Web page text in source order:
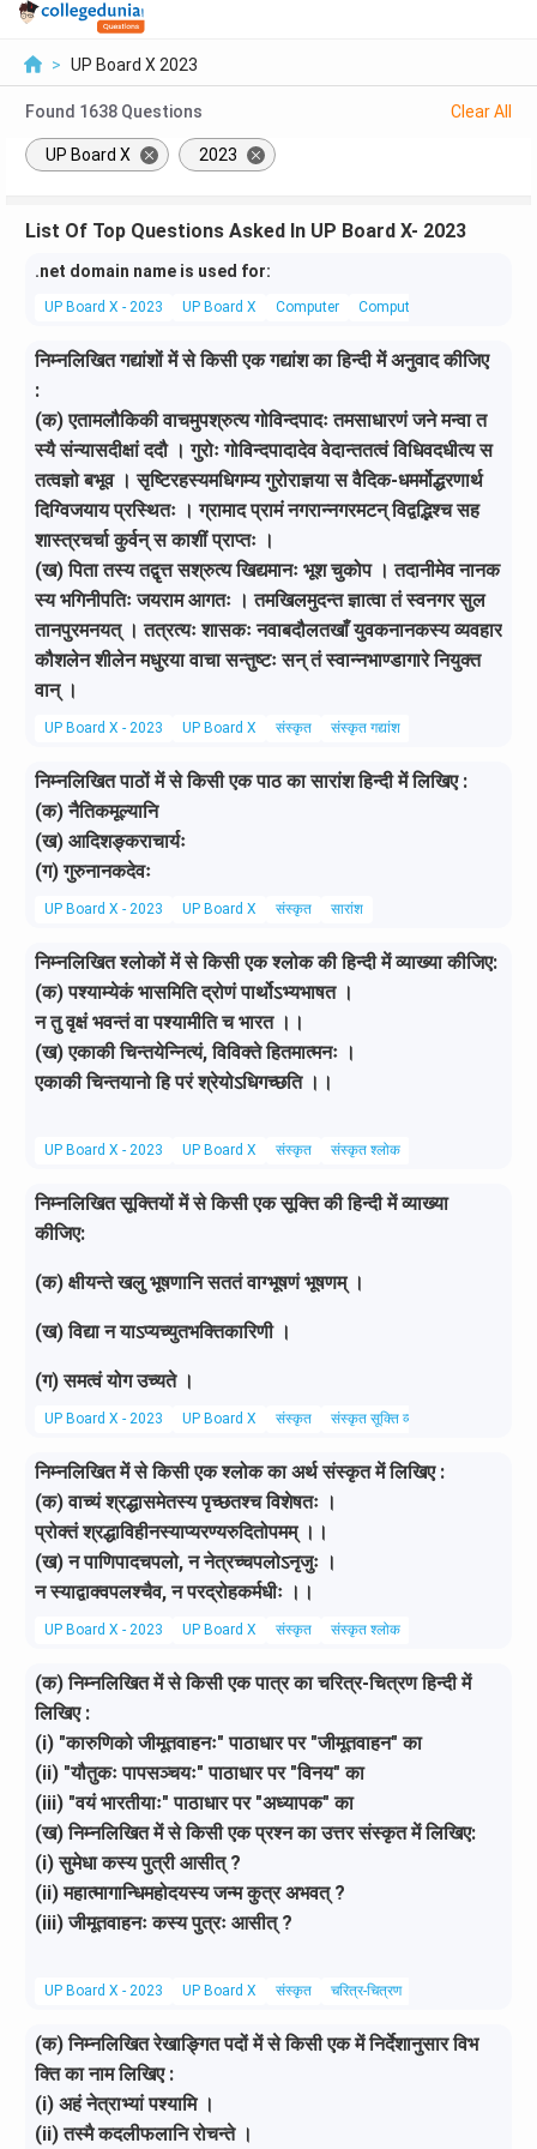
> UP Board X 2023
Found 1638 Questions Clear All
UP Board X 2023
List Of Top Questions Asked In UP Board X- 2023
.net domain name is used for:
UP Board X - 2023 UP Board X Computer Computer Basics
निम्नलिखित गद्यांशों में से किसी एक गद्यांश का हिन्दी में अनुवाद कीजिए
:
(क) एतामलौकिकी वाचमुपश्रुत्य गोविन्दपादः तमसाधारणं जने मन्वा त
स्यै संन्यासदीक्षां ददौ । गुरोः गोविन्दपादादेव वेदान्ततत्वं विधिवदधीत्य स
तत्वज्ञो बभूव । सृष्टिरहस्यमधिगम्य गुरोराज्ञया स वैदिक-धमर्मोद्धरणार्थ
दिग्विजयाय प्रस्थितः । ग्रामाद प्रामं नगरान्नगरमटन् विद्वद्भिश्च सह
शास्त्रचर्चा कुर्वन् स काशीं प्राप्तः ।
(ख) पिता तस्य तद्वृत्त सश्रुत्य खिद्यमानः भूश चुकोप । तदानीमेव नानक
स्य भगिनीपतिः जयराम आगतः । तमखिलमुदन्त ज्ञात्वा तं स्वनगर सुल
तानपुरमनयत् । तत्रत्यः शासकः नवाबदौलतखाँ युवकनानकस्य व्यवहार
कौशलेन शीलेन मधुरया वाचा सन्तुष्टः सन् तं स्वान्नभाण्डागारे नियुक्त
वान् ।
UP Board X - 2023 UP Board X संस्कृत संस्कृत गद्यांश
निम्नलिखित पाठों में से किसी एक पाठ का सारांश हिन्दी में लिखिए :
(क) नैतिकमूल्यानि
(ख) आदिशङ्कराचार्यः
(ग) गुरुनानकदेवः
UP Board X - 2023 UP Board X संस्कृत सारांश
निम्नलिखित श्लोकों में से किसी एक श्लोक की हिन्दी में व्याख्या कीजिए:
(क) पश्याम्येकं भासमिति द्रोणं पार्थोऽभ्यभाषत ।
न तु वृक्षं भवन्तं वा पश्यामीति च भारत ।।
(ख) एकाकी चिन्तयेन्नित्यं, विविक्ते हितमात्मनः ।
एकाकी चिन्तयानो हि परं श्रेयोऽधिगच्छति ।।
UP Board X - 2023 UP Board X संस्कृत संस्कृत श्लोक
निम्नलिखित सूक्तियों में से किसी एक सूक्ति की हिन्दी में व्याख्या
कीजिए:
(क) क्षीयन्ते खलु भूषणानि सततं वाग्भूषणं भूषणम् ।
(ख) विद्या न याऽप्यच्युतभक्तिकारिणी ।
(ग) समत्वं योग उच्यते ।
UP Board X - 2023 UP Board X संस्कृत संस्कृत सूक्ति व्याख्या
निम्नलिखित में से किसी एक श्लोक का अर्थ संस्कृत में लिखिए :
(क) वाच्यं श्रद्धासमेतस्य पृच्छतश्च विशेषतः ।
प्रोक्तं श्रद्धाविहीनस्याप्यरण्यरुदितोपमम् ।।
(ख) न पाणिपादचपलो, न नेत्रच्चपलोऽनृजुः ।
न स्याद्वाक्वपलश्चैव, न परद्रोहकर्मधीः ।।
UP Board X - 2023 UP Board X संस्कृत संस्कृत श्लोक
(क) निम्नलिखित में से किसी एक पात्र का चरित्र-चित्रण हिन्दी में
लिखिए :
(i) "कारुणिको जीमूतवाहनः" पाठाधार पर "जीमूतवाहन" का
(ii) "यौतुकः पापसञ्चयः" पाठाधार पर "विनय" का
(iii) "वयं भारतीयाः" पाठाधार पर "अध्यापक" का
(ख) निम्नलिखित में से किसी एक प्रश्न का उत्तर संस्कृत में लिखिए:
(i) सुमेधा कस्य पुत्री आसीत् ?
(ii) महात्मागान्धिमहोदयस्य जन्म कुत्र अभवत् ?
(iii) जीमूतवाहनः कस्य पुत्रः आसीत् ?
UP Board X - 2023 UP Board X संस्कृत चरित्र-चित्रण
(क) निम्नलिखित रेखाङ्गित पदों में से किसी एक में निर्देशानुसार विभ
क्ति का नाम लिखिए :
(i) अहं नेत्राभ्यां पश्यामि ।
(ii) तस्मै कदलीफलानि रोचन्ते ।